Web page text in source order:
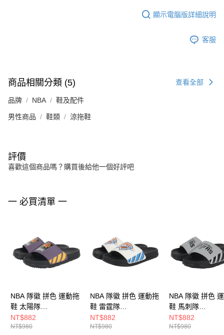
顯示電腦版詳細說明
客服
商品相關分類 (5) 查看全部
品牌 NBA 鞋及配件
男性商品 鞋類 涼拖鞋
評價
喜歡這個商品嗎？購買後給他一個好評吧
一 必買清單 一
NBA 隊徽 拼色 運動拖
鞋 太陽隊
3525162590
NT$882
NT$980
NBA 隊徽 拼色 運動拖
鞋 雷霆隊
3525162400
NT$882
NT$980
NBA 隊徽 拼色
鞋 馬刺隊
3525162211
NT$882
NT$980